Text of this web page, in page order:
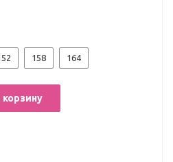
158 164
корзину